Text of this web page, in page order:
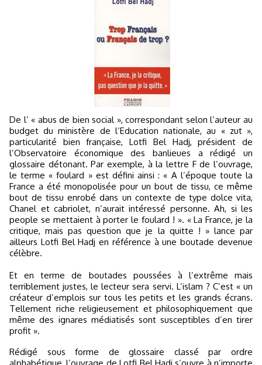
De l’ « abus de bien social », correspondant selon l’auteur au
budget du ministère de l’Education nationale, au « zut »,
particularité bien française, Lotfi Bel Hadj, président de
l’Observatoire économique des banlieues a rédigé un
glossaire détonant. Par exemple, à la lettre F de l’ouvrage,
le terme « foulard » est défini ainsi : « A l’époque toute la
France a été monopolisée pour un bout de tissu, ce même
bout de tissu enrobé dans un contexte de type dolce vita,
Chanel et cabriolet, n’aurait intéressé personne. Ah, si les
people se mettaient à porter le foulard ! ». « La France, je la
critique, mais pas question que je la quitte ! » lance par
ailleurs Lotfi Bel Hadj en référence à une boutade devenue
célèbre.
Et en terme de boutades poussées à l’extrême mais
terriblement justes, le lecteur sera servi. L’islam ? C’est « un
créateur d’emplois sur tous les petits et les grands écrans.
Tellement riche religieusement et philosophiquement que
même des ignares médiatisés sont susceptibles d’en tirer
profit ».
Rédigé sous forme de glossaire classé par ordre